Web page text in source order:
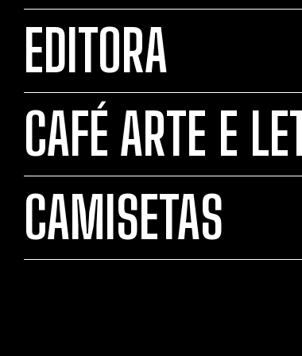
EDITORA
CAFÉ ARTE E
CAMISETAS